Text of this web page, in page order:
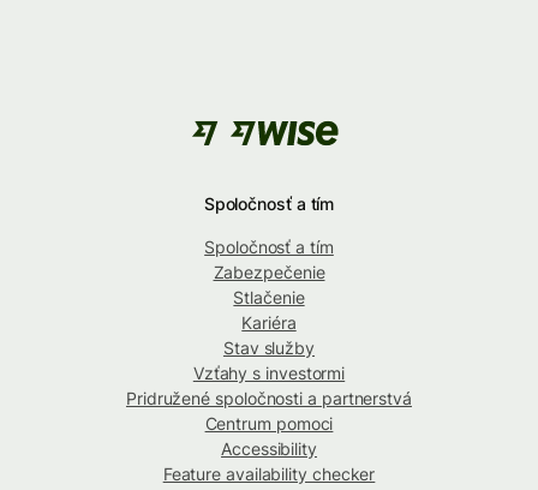
Spoločnosť a tím
Spoločnosť a tím
Zabezpečenie
Stlačenie
Kariéra
Stav služby
Vzťahy s investormi
Pridružené spoločnosti a partnerstvá
Centrum pomoci
Accessibility
Feature availability checker